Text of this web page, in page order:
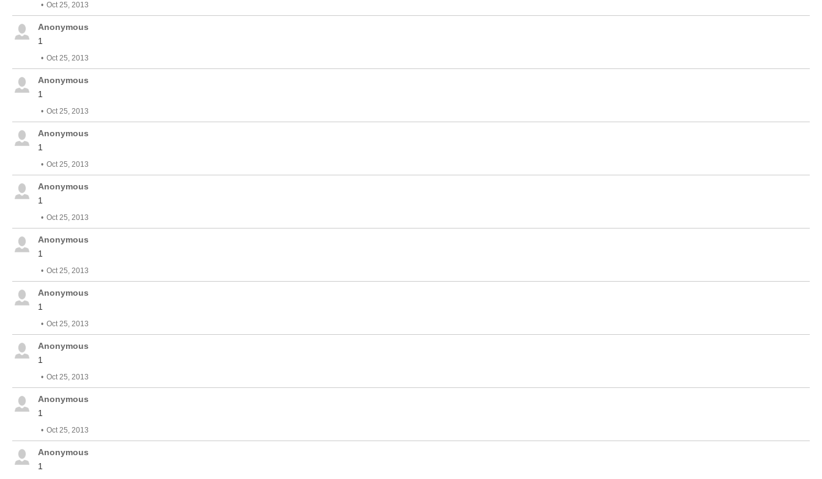
Oct 25, 2013
Anonymous
1
Oct 25, 2013
Anonymous
1
Oct 25, 2013
Anonymous
1
Oct 25, 2013
Anonymous
1
Oct 25, 2013
Anonymous
1
Oct 25, 2013
Anonymous
1
Oct 25, 2013
Anonymous
1
Oct 25, 2013
Anonymous
1
Oct 25, 2013
Anonymous
1